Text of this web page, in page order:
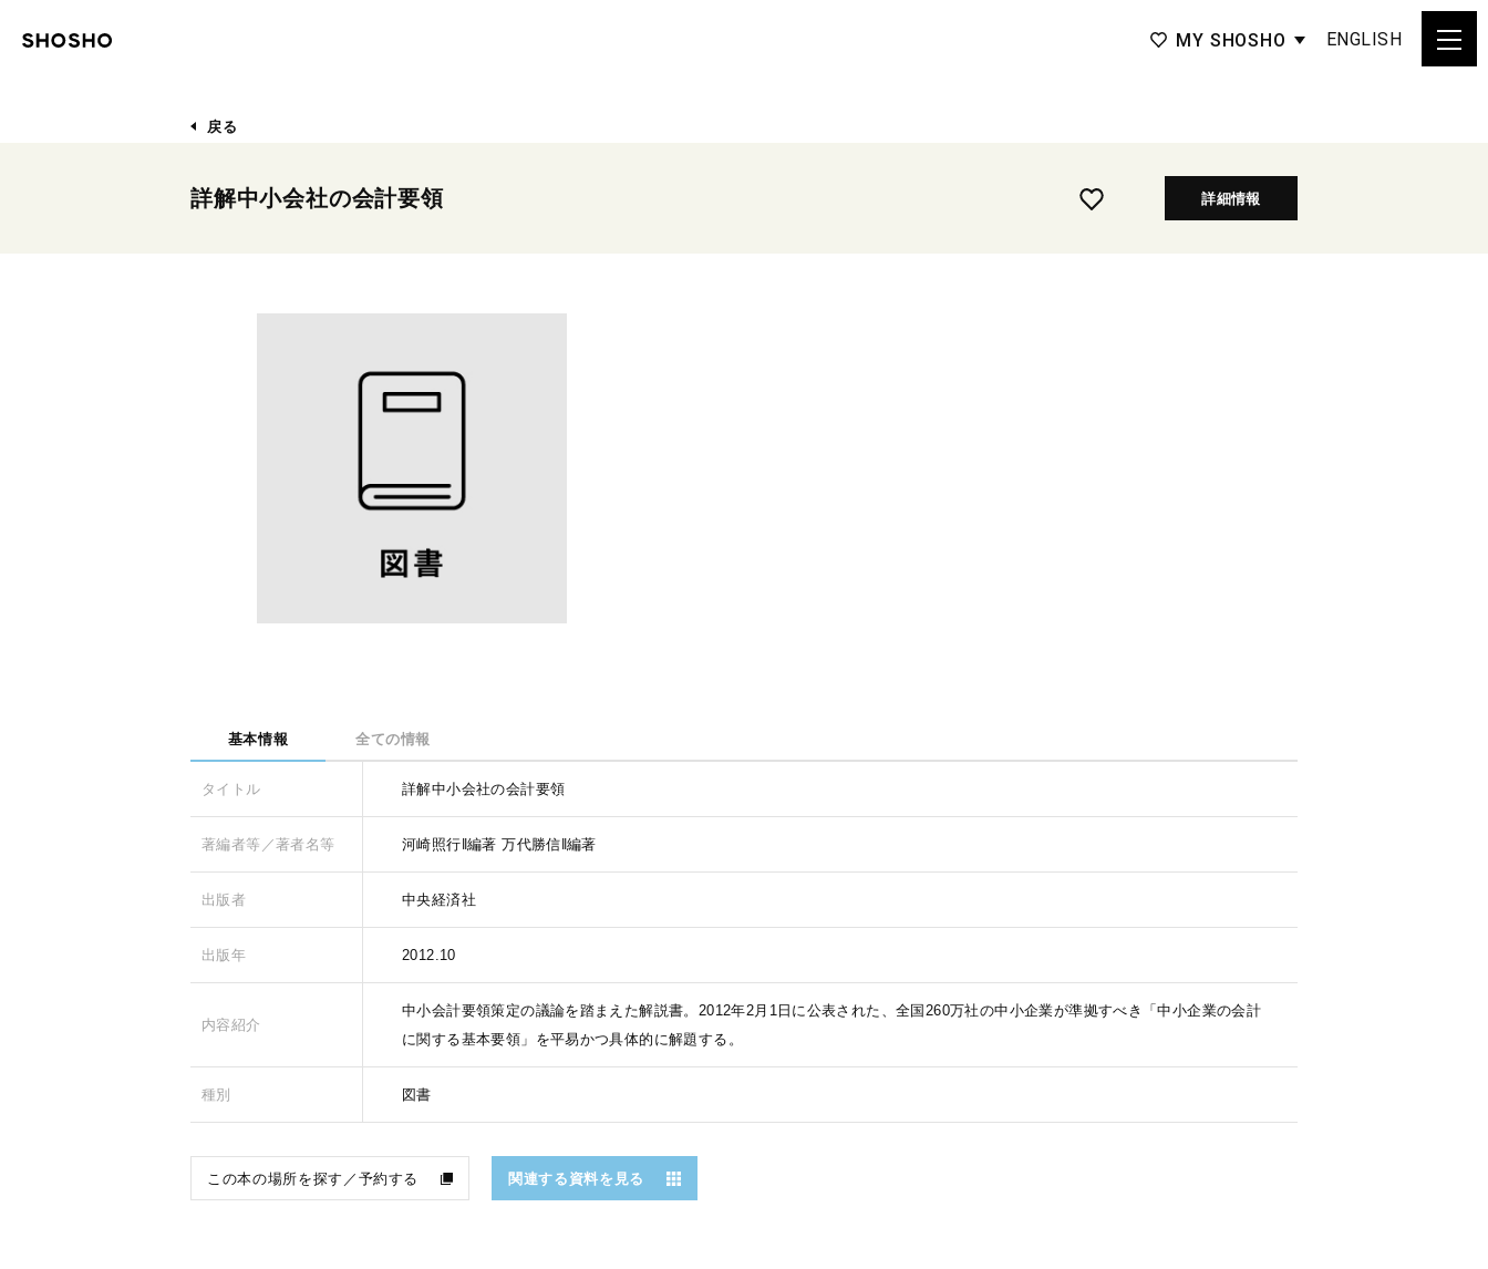
MY SHOSHO ENGLISH
戻る
詳解中小会社の会計要領 詳細情報
基本情報 全ての情報
タイトル 詳解中小会社の会計要領
著編者等／著者名等 河崎照行‖編著 万代勝信‖編著
出版者 中央経済社
出版年 2012.10
内容紹介
中小会計要領策定の議論を踏まえた解説書。2012年2月1日に公表された、全国260万社の中小企業が準拠すべき「中小企業の会計
に関する基本要領」を平易かつ具体的に解題する。
種別 図書
この本の場所を探す／予約する 関連する資料を見る